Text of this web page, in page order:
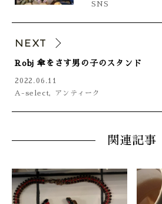
SNS
NEXT
Robj 傘をさす男の子のスタンド
2022.06.11
A-select, アンティーク
関連記事